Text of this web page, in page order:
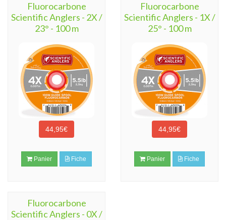
Fluorocarbone
Scientific Anglers - 2X /
23° - 100 m
44,95€
Panier Fiche
Fluorocarbone
Scientific Anglers - 1X /
25° - 100 m
44,95€
Panier Fiche
Fluorocarbone
Scientific Anglers - 0X /